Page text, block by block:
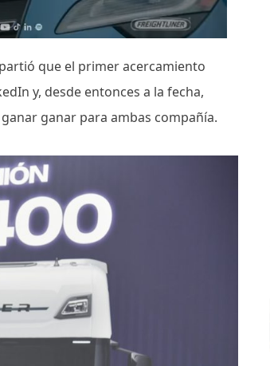
que el primer acercamiento
y, desde entonces a la fecha,
ganar para ambas compañía.